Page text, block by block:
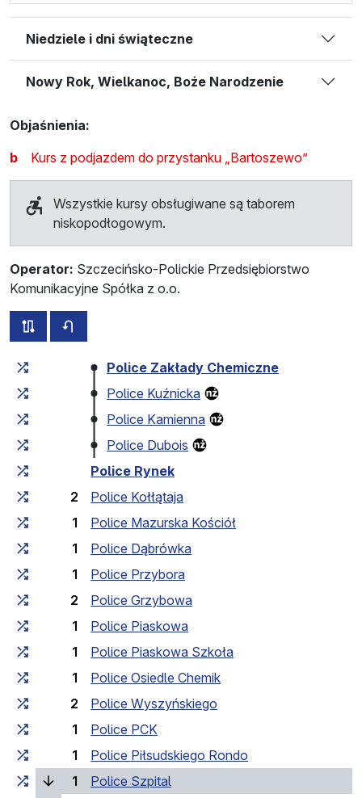
Niedziele i dni świąteczne
Nowy Rok, Wielkanoc, Boże Narodzenie
Objaśnienia:
b
Kurs z podjazdem do przystanku „Bartoszewo”
Wszystkie kursy obsługiwane są taborem
niskopodłogowym.
Operator: Szczecińsko-Polickie Przedsiębiorstwo
Komunikacyjne Spółka z o.o.
wszystkie trasy tej linii
Czas przejazdu narastająco Czas przejazdu między
Police Zakłady Chemiczne
Police Kuźnicka
Police Kamienna
Police Dubois
Police Rynek
2
Police Kołłątaja
1
Police Mazurska Kościół
1
Police Dąbrówka
1
Police Przybora
2
Police Grzybowa
1
Police Piaskowa
1
Police Piaskowa Szkoła
1
Police Osiedle Chemik
2
Police Wyszyńskiego
1
Police PCK
1
Police Piłsudskiego Rondo
1
Police Szpital(bieżący przystanek)